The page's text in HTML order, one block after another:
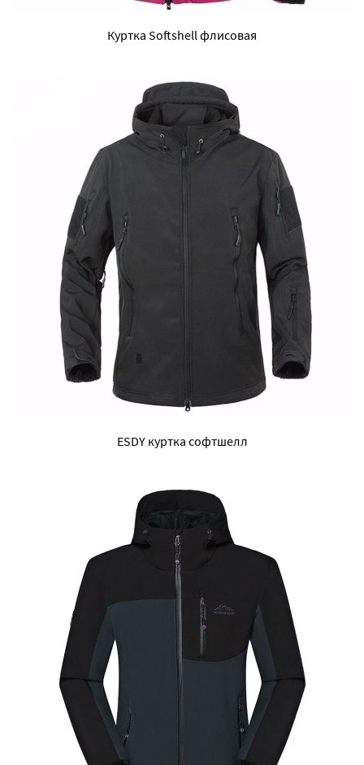
Куртка Softshell флисовая
ESDY куртка софтшелл